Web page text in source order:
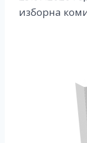
изборна